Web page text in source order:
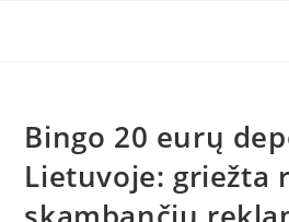
Bingo 20 eurų
Lietuvoje: griežta